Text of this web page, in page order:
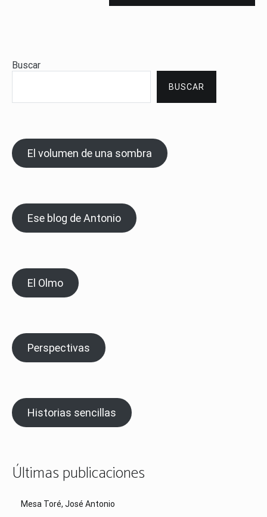
Buscar
BUSCAR
El volumen de una sombra
Ese blog de Antonio
El Olmo
Perspectivas
Historias sencillas
Últimas publicaciones
Mesa Toré, José Antonio